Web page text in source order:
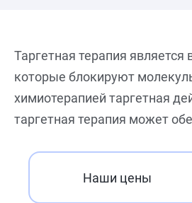
Таргетная терапия
которые блокируют
химиотерапией таргетная
таргетная терапия может
Наши цены